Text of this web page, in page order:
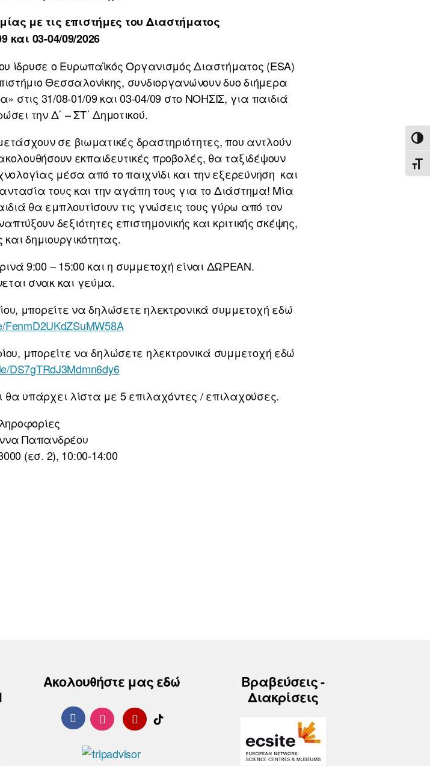
με τις επιστήμες του Διαστήματος
και 03-04/09/2026
ίδρυσε ο Ευρωπαϊκός Οργανισμός Διαστήματος (ESA)
Θεσσαλονίκης, συνδιοργανώνουν δυο διήμερα
στις 31/08-01/09 και 03-04/09 στο ΝΟΗΣΙΣ, για παιδιά
την Δ΄ – ΣΤ΄ Δημοτικού.
σε βιωματικές δραστηριότητες, που αντλούν
εκπαιδευτικές προβολές, θα ταξιδέψουν
μέσα από το παιχνίδι και την εξερεύνηση και
τους και την αγάπη τους για το Διάστημα! Μία
θα εμπλουτίσουν τις γνώσεις τους γύρω από τον
δεξιότητες επιστημονικής και κριτικής σκέψης,
δημιουργικότητας.
9:00 – 15:00 και η συμμετοχή είναι ΔΩΡΕΑΝ.
σνακ και γεύμα.
μπορείτε να δηλώσετε ηλεκτρονικά συμμετοχή εδώ
FenmD2UKdZSuMW58A
μπορείτε να δηλώσετε ηλεκτρονικά συμμετοχή εδώ
DS7gTRdJ3Mdmn6dy6
υπάρχει λίστα με 5 επιλαχόντες / επιλαχούσες.
Παπανδρέου
(εσ. 2), 10:00-14:00
Ακολουθήστε μας εδώ
Βραβεύσεις -
Διακρίσεις